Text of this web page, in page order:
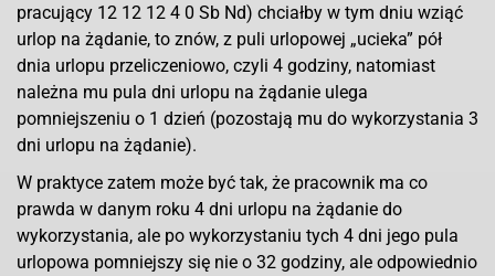
pracujący 12 12 12 4 0 Sb Nd) chciałby w tym dniu wziąć
urlop na żądanie, to znów, z puli urlopowej „ucieka” pół
dnia urlopu przeliczeniowo, czyli 4 godziny, natomiast
należna mu pula dni urlopu na żądanie ulega
pomniejszeniu o 1 dzień (pozostają mu do wykorzystania 3
dni urlopu na żądanie).
W praktyce zatem może być tak, że pracownik ma co
prawda w danym roku 4 dni urlopu na żądanie do
wykorzystania, ale po wykorzystaniu tych 4 dni jego pula
urlopowa pomniejszy się nie o 32 godziny, ale odpowiednio